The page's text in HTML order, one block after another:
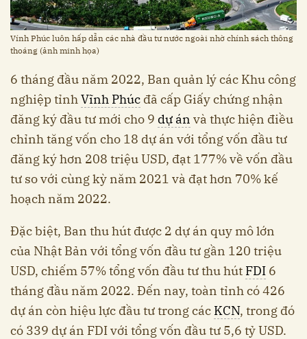
Vính Phúc luôn hấp dẫn các nhà đầu tư nước ngoài nhờ chính sách thông
thoáng (ảnh minh họa)
6 tháng đầu năm 2022, Ban quản lý các Khu công
nghiệp tỉnhVĩnh Phúc đã cấp Giấy chứng nhận
đăng ký đầu tư mới cho 9 dự án và thực hiện điều
chỉnh tăng vốn cho 18 dự án với tổng vốn đầu tư
đăng ký hơn 208 triệu USD, đạt 177% về vốn đầu
tư so với cùng kỳ năm 2021 và đạt hơn 70% kế
hoạch năm 2022.
Đặc biệt, Ban thu hút được 2 dự án quy mô lớn
của Nhật Bản với tổng vốn đầu tư gần 120 triệu
USD, chiếm 57% tổng vốn đầu tư thu hút FDI 6
tháng đầu năm 2022. Đến nay, toàn tỉnh có 426
dự án còn hiệu lực đầu tư trong các KCN, trong đó
có 339 dự án FDI với tổng vốn đầu tư 5,6 tỷ USD.